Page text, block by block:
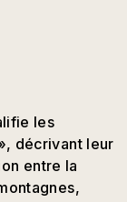
les
décrivant leur
entre la